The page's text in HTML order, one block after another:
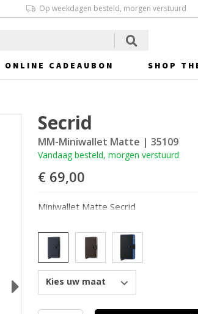
Op weekdagen besteld, morgen verstuurd
ONLINE CADEAUBON SHOP
Next
Secrid
MM-Miniwallet Matte | 35109
Vandaag besteld, morgen verstuurd
€ 69,00
Miniwallet Matte Secrid
Kies uw maat